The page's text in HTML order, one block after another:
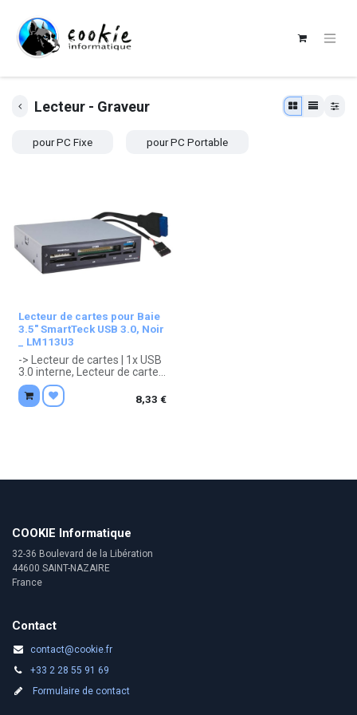
Lecteur - Graveur
pour PC Fixe pour PC Portable
Lecteur de cartes pour Baie
3.5" SmartTeck USB 3.0, Noir
_ LM113U3
-> Lecteur de cartes | 1x USB
3.0 interne, Lecteur de cartes
| Noir | Baie 3.5"
. Garantie 1 an constructeur.
8,33 €
COOKIE Informatique
32-36 Boulevard de la Libération
44600 SAINT-NAZAIRE
France
Contact
contact@cookie.fr
+33 2 28 55 91 69
Formulaire de contact